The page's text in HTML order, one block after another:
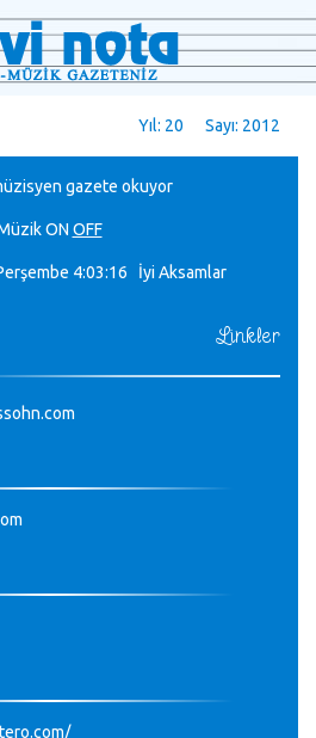
Yıl: 20 Sayı: 2012
gazete okuyor
ON OFF
4:03:16 İyi Aksamlar
Linkler